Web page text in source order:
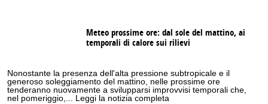
Meteo prossime ore: dal sole del mattino, ai
temporali di calore sui rilievi
Nonostante la presenza dell'alta pressione subtropicale e il
generoso soleggiamento del mattino, nelle prossime ore
tenderanno nuovamente a svilupparsi improvvisi temporali che,
nel pomeriggio,... Leggi la notizia completa